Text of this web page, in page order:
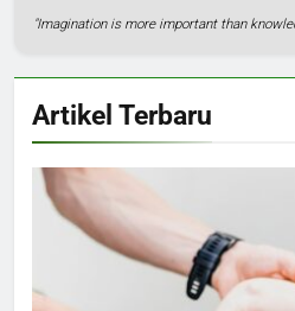
"Imagination is more important than
Artikel Terbaru